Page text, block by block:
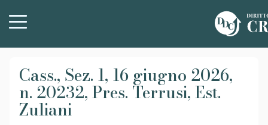
Cass., Sez. 1, 16 giugno 2026,
n. 20232, Pres. Terrusi, Est.
Zuliani